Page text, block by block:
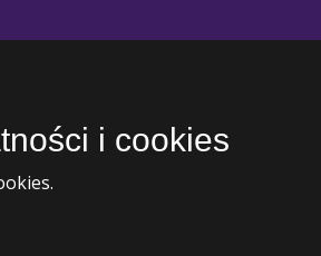
i cookies